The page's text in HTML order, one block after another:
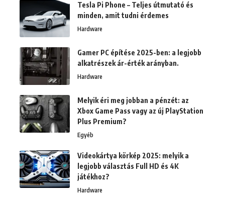
Tesla Pi Phone – Teljes útmutató és
minden, amit tudni érdemes
Hardware
Gamer PC építése 2025-ben: a legjobb
alkatrészek ár-érték arányban.
Hardware
Melyik éri meg jobban a pénzét: az
Xbox Game Pass vagy az új PlayStation
Plus Premium?
Egyéb
Videokártya körkép 2025: melyik a
legjobb választás Full HD és 4K
játékhoz?
Hardware